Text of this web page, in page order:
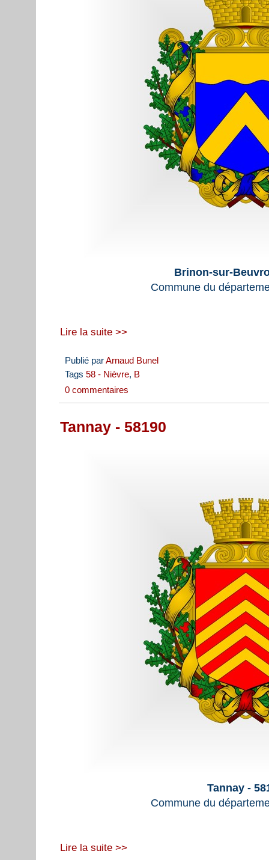
Brinon-sur-
Commune du
Lire la suite >>
Publié parArnaud Bunel
Tags 58 - Nièvre, B
0 commentaires
Tannay - 58190
Tannay -
Commune du
Lire la suite >>